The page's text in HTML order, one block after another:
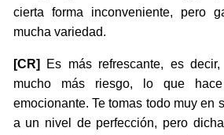
cierta forma inconveniente, pero
mucha variedad.
[CR]
Es más refrescante, es
mucho más riesgo, lo que
emocionante. Te tomas todo muy en
a un nivel de perfección, pero